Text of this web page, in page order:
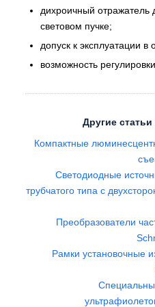
дихроичный
световом пучке;
допуск к эксплуатации в
возможность
Другие
Компактные
Светодиодные
трубчатого типа с
Преобразователи
Рамки установочные